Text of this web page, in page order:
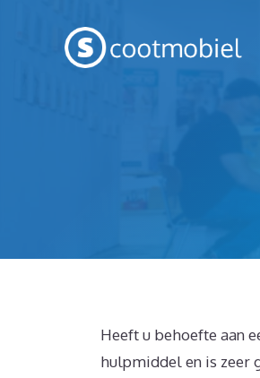
Heeft u behoefte aan
hulpmiddel en is zeer